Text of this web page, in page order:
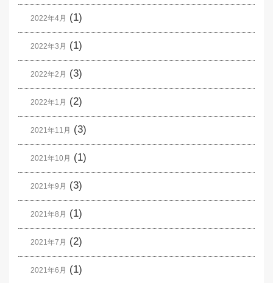
2022年4月 (1)
2022年3月 (1)
2022年2月 (3)
2022年1月 (2)
2021年11月 (3)
2021年10月 (1)
2021年9月 (3)
2021年8月 (1)
2021年7月 (2)
2021年6月 (1)